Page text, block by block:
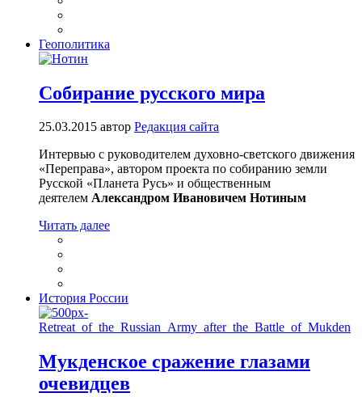
Геополитика
Собирание русского мира
25.03.2015 автор Редакция сайта
Интервью с руководителем духовно-светского движения
«Переправа», автором проекта по собиранию земли
Русской «Планета Русь» и общественным
деятелем Александром Ивановичем Нотиным
Читать далее
История России
Мукденское сражение глазами
очевидцев